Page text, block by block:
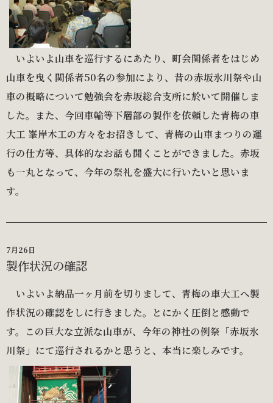
いよいよ山車を巡行するにあたり、町会関係者をはじめ
山車を曳く関係者50名の参加により、昔の赤坂氷川祭や山
車の概略について勉強会を赤坂総合支所に於いて開催しま
した。また、今回車輪等下層部の製作を依頼した青梅の車
大工 峯岸木工の方々をお招きして、青梅の山車まつりの運
行の仕方等、具体的なお話も聞くことができました。赤坂
も一丸となって、今年の祭礼を盛大に行いたいと思いま
す。
7月26日
製作状況の確認
いよいよ納品一ヶ月前を切りまして、青梅の車大工へ製
作状況の確認をしに行きました。とにかく圧倒と感動で
す。この巨大な立派な山車が、今年の神社の例祭「赤坂氷
川祭」にて巡行されるかと思うと、本当に楽しみです。